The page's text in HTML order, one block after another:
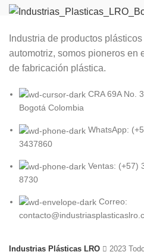
Industria de productos
automotriz, somos pioneros en
de fabricación plástica.
CRA 69A No.
Bogotá Colombia
WhatsApp:
3437860
Ventas: (+57)
8730
Correo:
Industrias Plásticas LRO 2023